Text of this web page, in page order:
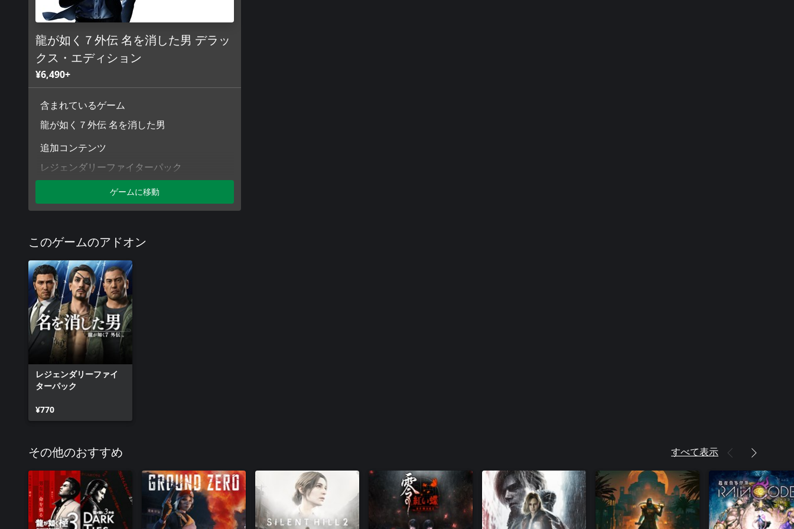
古今東西の格闘術をベースに、バインドワイヤーなどの専用ガジェットを駆使し、スピーディー
に敵を制圧する「エージェント」。
パワーで圧倒か、スピードで制圧か、状況に合わせて2つのスタイルを使いこなし、敵を蹴散ら
せ！
■やり込み要素満載の充実したプレイスポット
「龍が如く」シリーズならではの多彩なプレイスポットは本作でも健在。
数々の強敵が立ちはだかる「闘技場」や、実写映像で究極の臨場感が味わえる「キャバクラ」の
ほか、「カラオケ」や「ポケットサーキット」、「ダーツ」など人気の遊びが大幅にパワーアッ
本作の追加データとして、『龍が如く８スペシャル体験版』を配信予定。
こちらの体験版は、『龍が如く７外伝』をクリアした後にアンロックされるもので、『龍が如く
８』本編にはないシーンなども収録した、その名の通り特別な内容となっています。
※プレイするにはインターネットへの接続が必要です。
※発売日以降に追加データとして配信される予定です。
龍が如く７外伝 名を消した男 デラッ
クス・エディション
¥6,490+
含まれているゲーム
龍が如く７外伝 名を消した男
追加コンテンツ
レジェンダリーファイターパック
ゲームに移動
このゲームのアドオン
レジェンダリーファイ
ターパック
¥770
その他のおすすめ すべて表示